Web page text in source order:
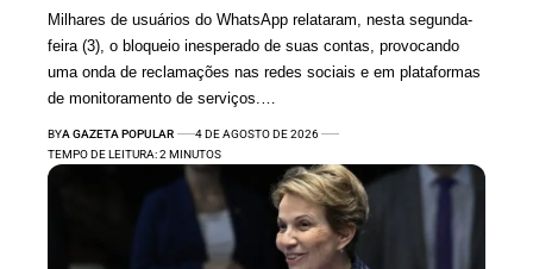
Milhares de usuários do WhatsApp relataram, nesta segunda-
feira (3), o bloqueio inesperado de suas contas, provocando
uma onda de reclamações nas redes sociais e em plataformas
de monitoramento de serviços.…
BYA GAZETA POPULAR
4 DE AGOSTO DE 2026
TEMPO DE LEITURA: 2 MINUTOS